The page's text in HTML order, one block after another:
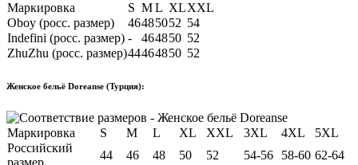
Маркировка S ML XLXXL
Oboy (росс. размер)
46485052 54
Indefini (росс. размер) - 464850 52
ZhuZhu (росс. размер)44464850 52
Женское бельё Doreanse (Турция):
Маркировка S M L XL XXL 3XL 4XL
5XL
Российский
44 46 48 50 52 54-56 58-60 62-64